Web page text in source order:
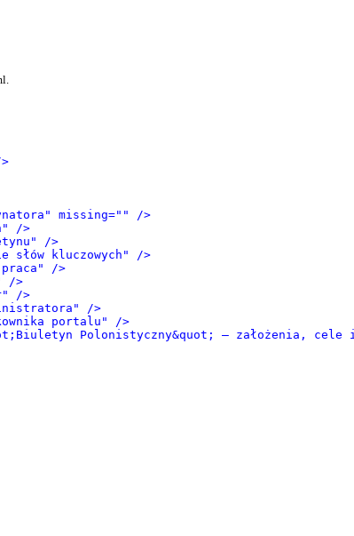
missing="" />
/>
/>
słów kluczowych" />
/>
/>
/>
/>
portalu" />
Polonistyczny&quot; – założenia,